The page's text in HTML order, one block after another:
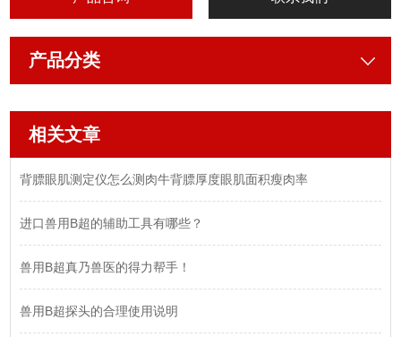
产品分类
相关文章
背膘眼肌测定仪怎么测肉牛背膘厚度眼肌面积瘦肉率
进口兽用B超的辅助工具有哪些？
兽用B超真乃兽医的得力帮手！
兽用B超探头的合理使用说明